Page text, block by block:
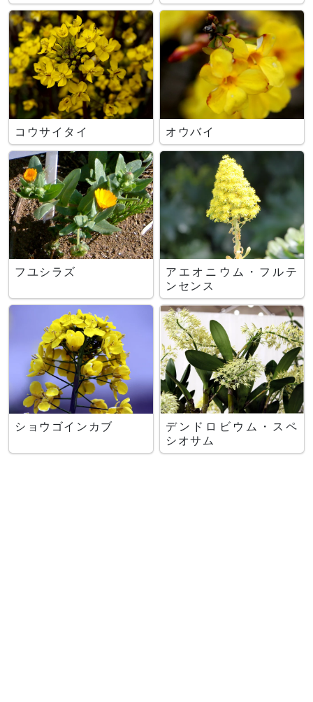
コウサイタイ オウバイ
フユシラズ
アエオニウム・フルテ
ンセンス
ショウゴインカブ
デンドロビウム・スペ
シオサム